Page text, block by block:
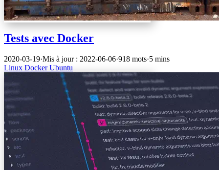
Tests avec Docker
2020-03-19·Mis à jour : 2022-06-06·918 mots·5 mins
Linux DockerUbuntu